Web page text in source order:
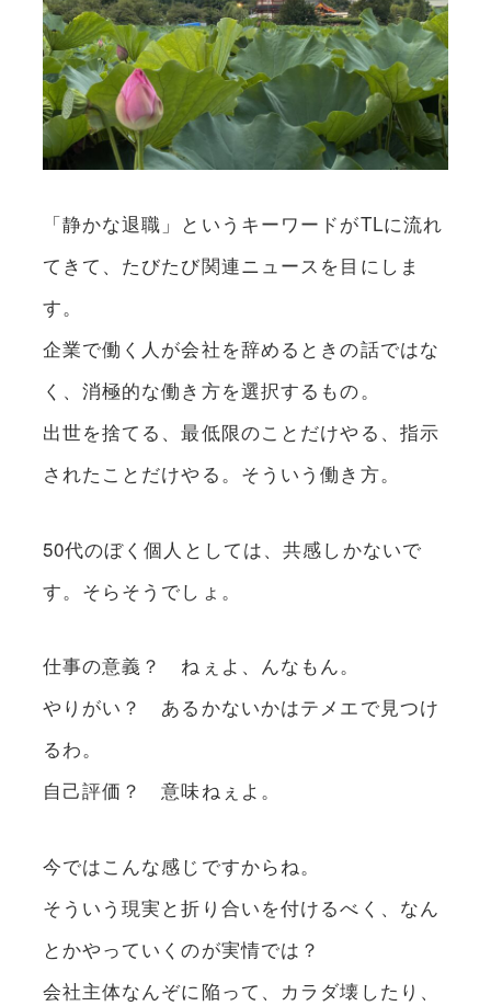
「静かな退職」というキーワードがTLに流れ
てきて、たびたび関連ニュースを目にしま
す。
企業で働く人が会社を辞めるときの話ではな
く、消極的な働き方を選択するもの。
出世を捨てる、最低限のことだけやる、指示
されたことだけやる。そういう働き方。
50代のぼく個人としては、共感しかないで
す。そらそうでしょ。
仕事の意義？ ねぇよ、んなもん。
やりがい？ あるかないかはテメエで見つけ
るわ。
自己評価？ 意味ねぇよ。
今ではこんな感じですからね。
そういう現実と折り合いを付けるべく、なん
とかやっていくのが実情では？
会社主体なんぞに陥って、カラダ壊したり、